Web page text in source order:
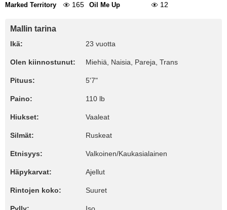
Marked Territory 165 Oil Me Up 12
Mallin tarina
Ikä: 23 vuotta
Olen kiinnostunut: Miehiä, Naisia, Pareja, Trans
Pituus: 5'7"
Paino: 110 lb
Hiukset: Vaaleat
Silmät: Ruskeat
Etnisyys: Valkoinen/Kaukasialainen
Häpykarvat: Ajellut
Rintojen koko: Suuret